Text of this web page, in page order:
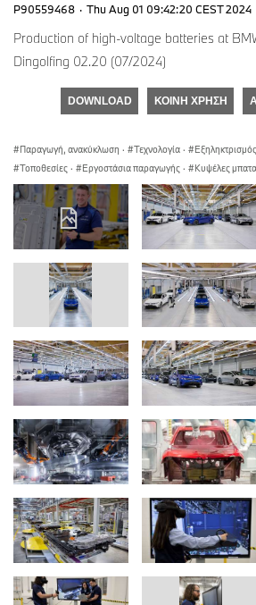
P90559468 · Thu Aug 01 09:42:20 CEST 2024
Production of high-voltage batteries at
Dingolfing 02.20 (07/2024)
DOWNLOAD ΚΟΙΝΉ ΧΡΉΣΗ
Παραγωγή, ανακύκλωση · Τεχνολογία ·
Τοποθεσίες · Εργοστάσια παραγωγής · Κυψέλες